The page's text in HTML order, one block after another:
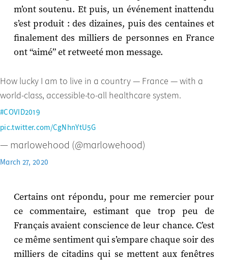
m’ont soutenu. Et puis, un événement inattendu
s’est produit : des dizaines, puis des centaines et
finalement des milliers de personnes en France
ont “aimé” et retweeté mon message.
How lucky I am to live in a country — France — with a
world-class, accessible-to-all healthcare system.
#COVID2019
pic.twitter.com/CgNhnYtU5G
— marlowehood (@marlowehood)
March 27, 2020
Certains ont répondu, pour me remercier pour
ce commentaire, estimant que trop peu de
Français avaient conscience de leur chance. C’est
ce même sentiment qui s’empare chaque soir des
milliers de citadins qui se mettent aux fenêtres